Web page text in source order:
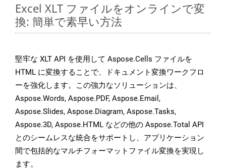
Excel XLT ファイルをオンラインで変
換: 簡単で素早い方法
堅牢な XLT API を使用して Aspose.Cells ファイルを
HTML に変換することで、ドキュメント変換ワークフロ
ーを強化します。この強力なソリューションは、
Aspose.Words, Aspose.PDF, Aspose.Email,
Aspose.Slides, Aspose.Diagram, Aspose.Tasks,
Aspose.3D, Aspose.HTML などの他の Aspose.Total API
とのシームレスな統合をサポートし、アプリケーション
間で包括的なマルチフォーマットファイル変換を実現し
ます。